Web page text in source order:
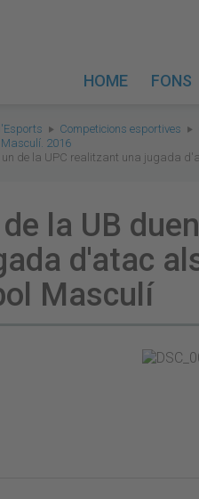
HOME FONS
Competicions esportives
2016
un de la UPC realitzant una jugada
la UB
d'atac
Masculí